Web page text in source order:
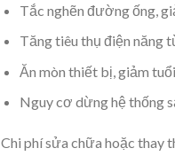
Tắc nghẽn đường ống,
Tăng tiêu thụ điện năng
Ăn mòn thiết bị, giảm
Nguy cơ dừng hệ thống
Chi phí sửa chữa hoặc thay